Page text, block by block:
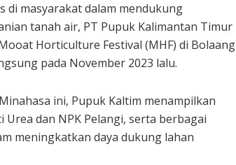
di masyarakat dalam mendukung
tanah air, PT Pupuk Kalimantan Timur
Horticulture Festival (MHF) di Bolaang
pada November 2023 lalu.
ini, Pupuk Kaltim menampilkan
dan NPK Pelangi, serta berbagai
meningkatkan daya dukung lahan